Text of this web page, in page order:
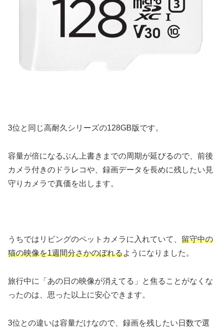
3位と同じ高耐久シリーズの128GB版です。
容量が倍になるぶん上書きまでの周期が延びるので、前後
カメラ付きのドラレコや、録画データを長めに残したい見
守りカメラで真価を出します。
うちではリビングのペットカメラに入れていて、 留守中の
猫の映像を1週間分さかのぼれるようになりました。
旅行中に「あの日の映像が消えてる」と焦ることがなくな
ったのは、思った以上に安心できます。
3位との違いは容量だけなので、録画を残したい日数で選